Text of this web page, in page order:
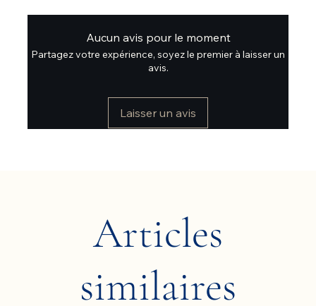
Aucun avis pour le moment
Partagez votre expérience, soyez le premier à laisser un
avis.
Laisser un avis
Articles
similaires